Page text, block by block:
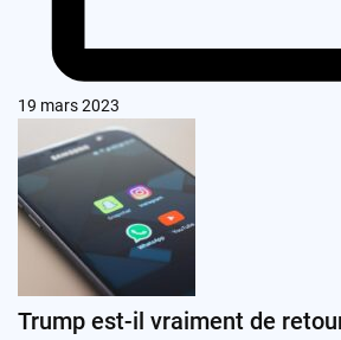
19 mars 2023
Trump est-il vraiment de